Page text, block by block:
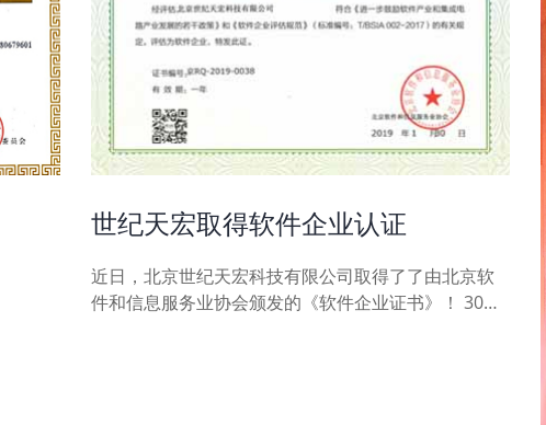
世纪天宏取得软件企业认证
近日，北京世纪天宏科技有限公司取得了了由北京软
件和信息服务业协会颁发的《软件企业证书》！ 30多